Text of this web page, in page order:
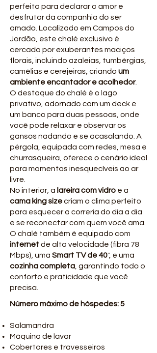
perfeito para declarar o amor e
desfrutar da companhia do ser
amado. Localizado em Campos do
Jordão, este chalé exclusivo é
cercado por exuberantes maciços
florais, incluindo azaleias, tumbérgias,
camélias e cerejeiras, criando um
ambiente encantador e acolhedor.
O destaque do chalé é o lago
privativo, adornado com um deck e
um banco para duas pessoas, onde
você pode relaxar e observar os
gansos nadando e se acasalando. A
pérgola, equipada com redes, mesa e
churrasqueira, oferece o cenário ideal
para momentos inesquecíveis ao ar
livre.
No interior, a lareira com vidro e a
cama king sizecriam o clima perfeito
para esquecer a correria do dia a dia
e se reconectar com quem você ama.
O chalé também é equipado com
internetde alta velocidade (fibra 78
Mbps), uma Smart TV de 40", e uma
cozinha completa , garantindo todo o
conforto e praticidade que você
precisa.
Número máximo de hóspedes: 5
Salamandra
Máquina de lavar
Cobertores e travesseiros